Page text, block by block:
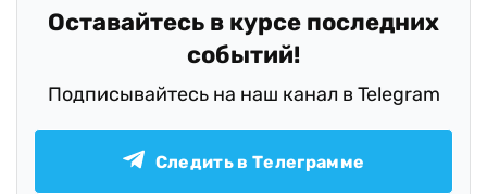
Оставайтесь в курсе последних
событий!
Подписывайтесь на наш канал в Telegram
Следить в Телеграмме